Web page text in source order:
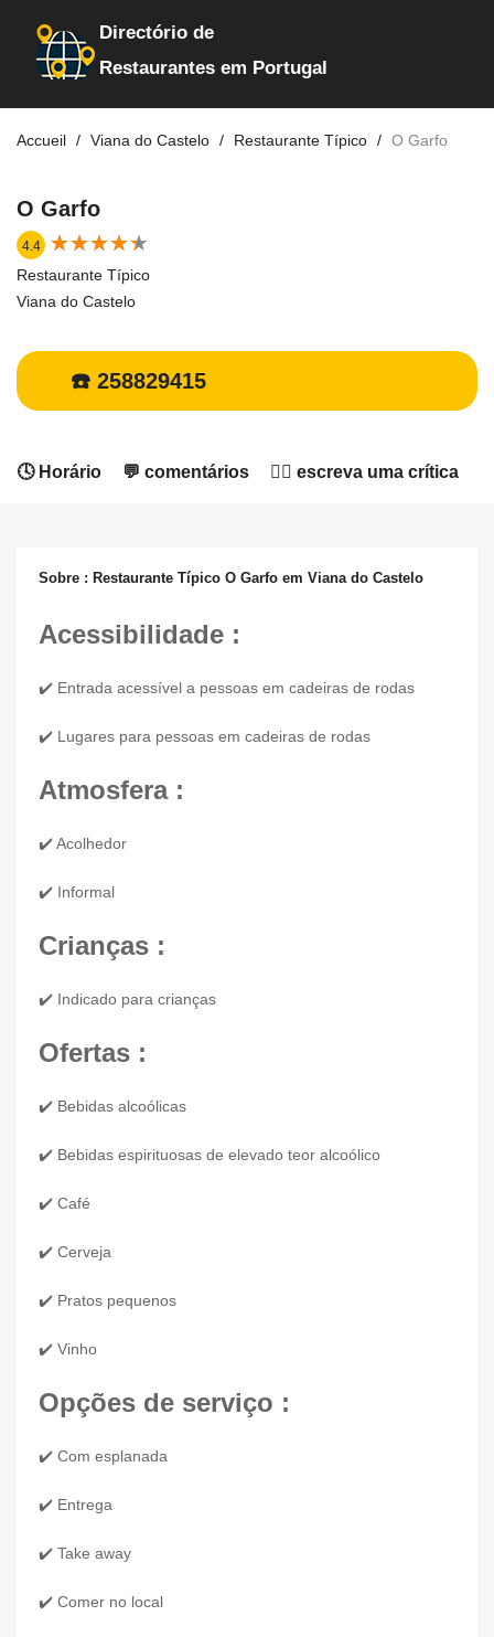
Directório de
Restaurantes em Portugal
Accueil Viana do Castelo Restaurante Típico O Garfo
O Garfo
4.4 ★★★★★
★★★★★
Restaurante Típico
Viana do Castelo
☎️ 258829415
🕓 Horário 💬 comentários ✍🏻 escreva uma crítica
Sobre : Restaurante Típico O Garfo em Viana do Castelo
Acessibilidade :
✔️ Entrada acessível a pessoas em cadeiras de rodas
✔️ Lugares para pessoas em cadeiras de rodas
Atmosfera :
✔️ Acolhedor
✔️ Informal
Crianças :
✔️ Indicado para crianças
Ofertas :
✔️ Bebidas alcoólicas
✔️ Bebidas espirituosas de elevado teor alcoólico
✔️ Café
✔️ Cerveja
✔️ Pratos pequenos
✔️ Vinho
Opções de serviço :
✔️ Com esplanada
✔️ Entrega
✔️ Take away
✔️ Comer no local